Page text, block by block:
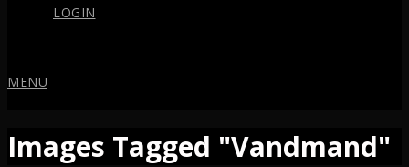
LOGIN
MENU
Images Tagged "Vandmand"